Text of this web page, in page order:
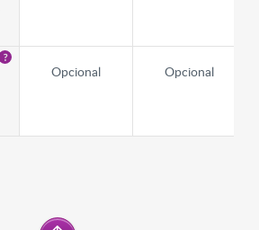
Opcional Opcional